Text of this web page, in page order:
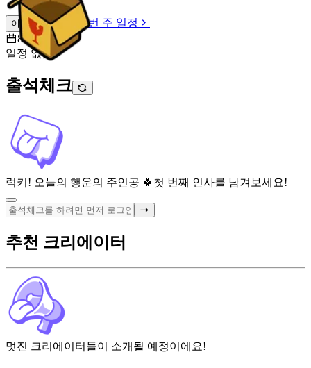
이번 주 일정
이번 주 일정
8월 6일 [목]
일정 없음
출석체크
럭키! 오늘의 행운의 주인공 🍀 첫 번째 인사를 남겨보세요!
추천 크리에이터
멋진 크리에이터들이 소개될 예정이에요!